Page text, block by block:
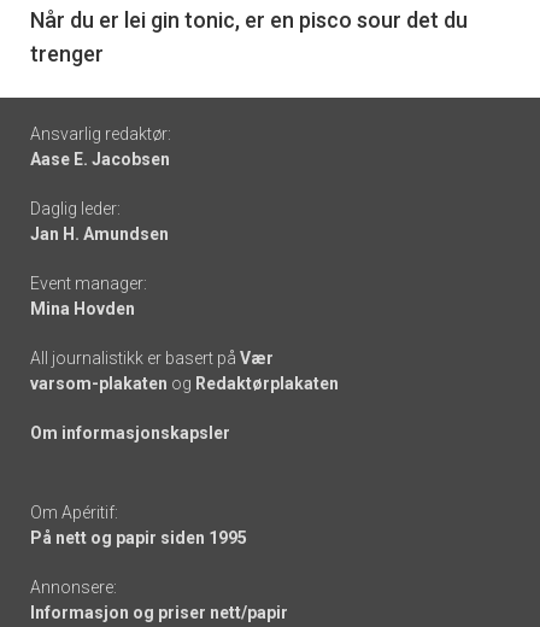
6
Når du er lei gin tonic, er en pisco sour det du
trenger
Footer
-
links
Ansvarlig redaktør:
Aase E. Jacobsen
Daglig leder:
Jan H. Amundsen
Event manager:
Mina Hovden
All journalistikk er basert på Vær
varsom-plakaten og Redaktørplakaten
Om informasjonskapsler
Om Apéritif:
På nett og papir siden 1995
Annonsere:
Informasjon og priser nett/papir